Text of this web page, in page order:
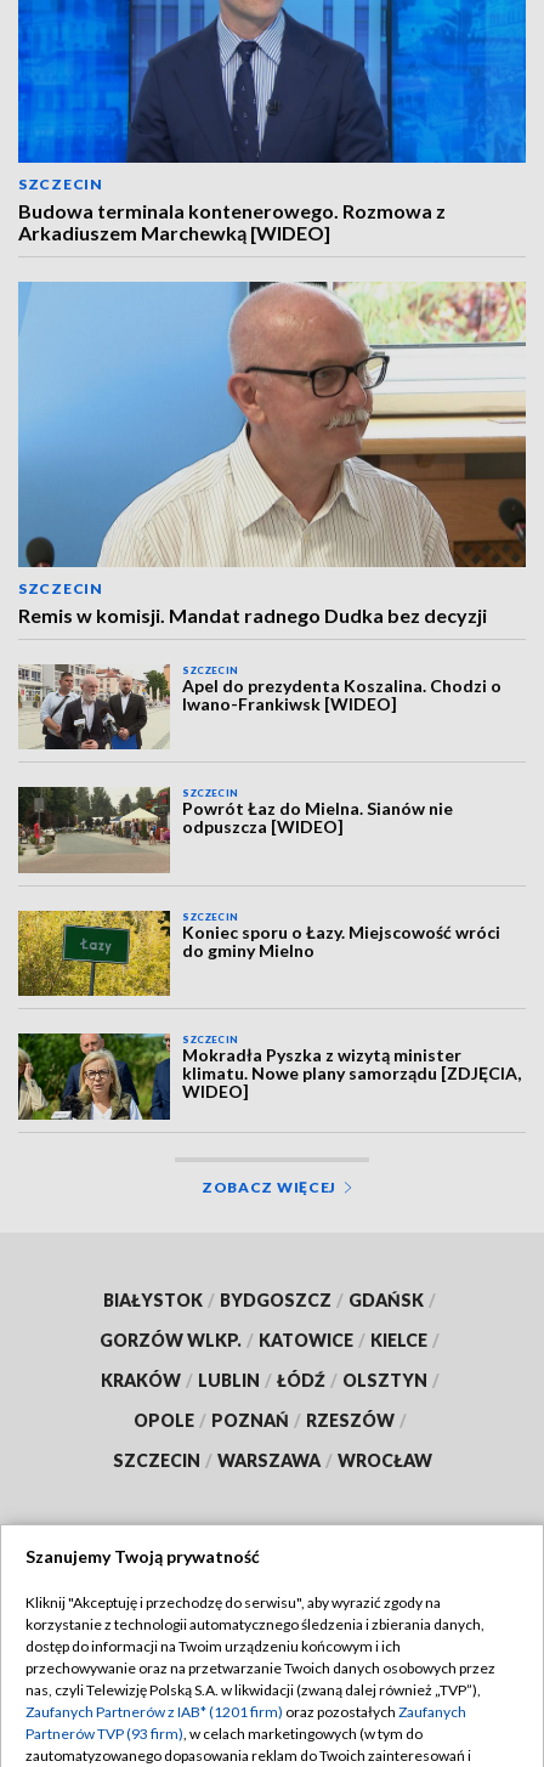
SZCZECIN
Budowa terminala kontenerowego. Rozmowa z
Arkadiuszem Marchewką [WIDEO]
SZCZECIN
Remis w komisji. Mandat radnego Dudka bez decyzji
SZCZECIN
Apel do prezydenta Koszalina. Chodzi o
Iwano-Frankiwsk [WIDEO]
SZCZECIN
Powrót Łaz do Mielna. Sianów nie
odpuszcza [WIDEO]
SZCZECIN
Koniec sporu o Łazy. Miejscowość wróci
do gminy Mielno
SZCZECIN
Mokradła Pyszka z wizytą minister
klimatu. Nowe plany samorządu [ZDJĘCIA,
WIDEO]
ZOBACZ WIĘCEJ
BIAŁYSTOK / BYDGOSZCZ / GDAŃSK /
GORZÓW WLKP. / KATOWICE / KIELCE /
KRAKÓW / LUBLIN / ŁÓDŹ / OLSZTYN /
OPOLE / POZNAŃ / RZESZÓW /
SZCZECIN / WARSZAWA / WROCŁAW
TVP
Abonament TVP
Emisja w TVP
Centrum informacji TVP
Regulamin TVP
Polityka prywatności
Moje zgody
Szanujemy Twoją prywatność
Kliknij "Akceptuję i przechodzę do serwisu", aby wyrazić zgody na
korzystanie z technologii automatycznego śledzenia i zbierania danych,
dostęp do informacji na Twoim urządzeniu końcowym i ich
przechowywanie oraz na przetwarzanie Twoich danych osobowych przez
nas, czyli Telewizję Polską S.A. w likwidacji (zwaną dalej również „TVP”),
Zaufanych Partnerów z IAB* (1201 firm) oraz pozostałych Zaufanych
Partnerów TVP (93 firm), w celach marketingowych (w tym do
zautomatyzowanego dopasowania reklam do Twoich zainteresowań i